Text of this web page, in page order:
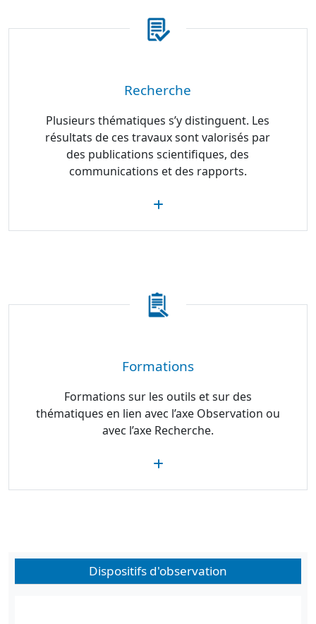
Recherche
Plusieurs thématiques s’y distinguent. Les
résultats de ces travaux sont valorisés par
des publications scientifiques, des
communications et des rapports.
Formations
Formations sur les outils et sur des
thématiques en lien avec l’axe Observation ou
avec l’axe Recherche.
Dispositifs d'observation